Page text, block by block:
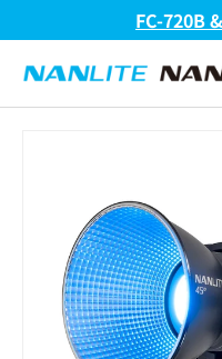
コンテンツへスキップ
FC-720B
検索